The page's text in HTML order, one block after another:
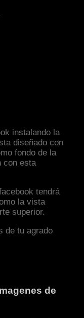
instalando la
diseñado con
fondo de la
con esta
tendrá
la vista
superior.
de tu agrado
de